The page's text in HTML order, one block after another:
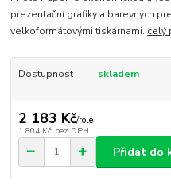
prezentační grafiky a barevných
velkoformátovými tiskárnami. celý
Dostupnost skladem
2 183 Kč/role
1 804 Kč bez DPH
Přidat do